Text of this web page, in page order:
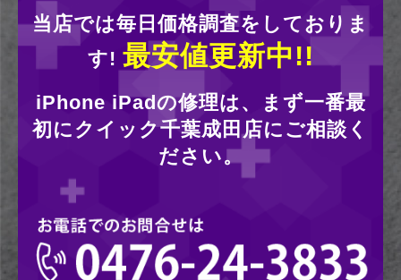
当店では毎日価格調査をしておりま
す! 最安値更新中!!
iPhone iPadの修理は、まず一番最
初にクイック千葉成田店にご相談く
ださい。